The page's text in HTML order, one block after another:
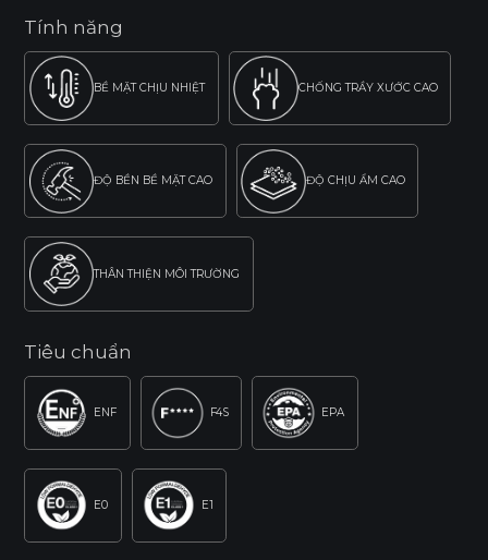
Tính năng
BỀ MẶT CHỊU NHIỆT CHỐNG TRẦY XƯỚC CAO
ĐỘ BỀN BỀ MẶT CAO ĐỘ CHỊU ẨM CAO
THÂN THIỆN MÔI TRƯỜNG
Tiêu chuẩn
ENF F4S EPA
E0 E1